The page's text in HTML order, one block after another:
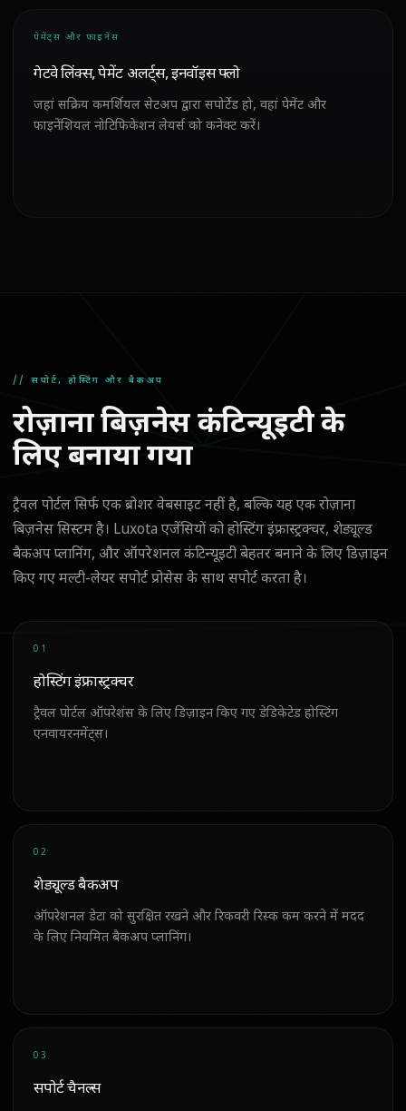
पेमेंट्स और फाइनेंस
गेटवे लिंक्स, पेमेंट अलर्ट्स, इनवॉइस फ्लो
जहां सक्रिय कमर्शियल सेटअप द्वारा सपोर्टेड हो, वहां पेमेंट और
फाइनेंशियल नोटिफिकेशन लेयर्स को कनेक्ट करें।
// सपोर्ट, होस्टिंग और बैकअप
रोज़ाना बिज़नेस कंटिन्यूइटी के
लिए बनाया गया
ट्रैवल पोर्टल सिर्फ एक ब्रोशर वेबसाइट नहीं है, बल्कि यह एक रोज़ाना
बिज़नेस सिस्टम है। Luxota एजेंसियों को होस्टिंग इंफ्रास्ट्रक्चर, शेड्यूल्ड
बैकअप प्लानिंग, और ऑपरेशनल कंटिन्यूइटी बेहतर बनाने के लिए डिज़ाइन
किए गए मल्टी-लेयर सपोर्ट प्रोसेस के साथ सपोर्ट करता है।
01
होस्टिंग इंफ्रास्ट्रक्चर
ट्रैवल पोर्टल ऑपरेशंस के लिए डिज़ाइन किए गए डेडिकेटेड होस्टिंग
एनवायरनमेंट्स।
02
शेड्यूल्ड बैकअप
ऑपरेशनल डेटा को सुरक्षित रखने और रिकवरी रिस्क कम करने में मदद
के लिए नियमित बैकअप प्लानिंग।
03
सपोर्ट चैनल्स